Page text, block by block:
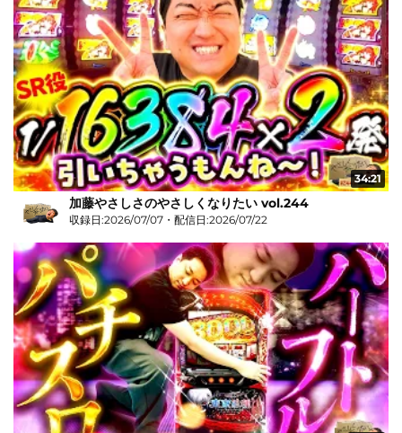
34:21
加藤やさしさのやさしくなりたい vol.244
収録日:2026/07/07・配信日:2026/07/22